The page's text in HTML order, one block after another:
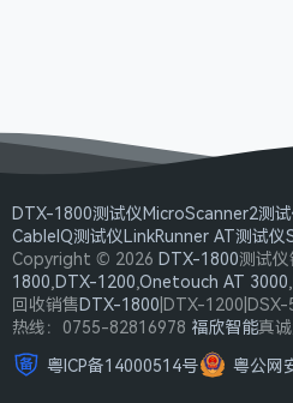
DTX-1800测试仪MicroScanner2测
CableIQ测试仪LinkRunner AT测试仪
Copyright © 2026 DTX-1800测试
1800,DTX-1200,Onetouch AT 3000,
回收销售DTX-1800|DTX-
热线：0755-82816978 福欣智能真
粤ICP备14000514号
粤公网